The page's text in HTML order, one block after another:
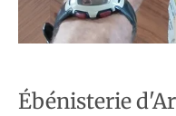
Ébénisterie